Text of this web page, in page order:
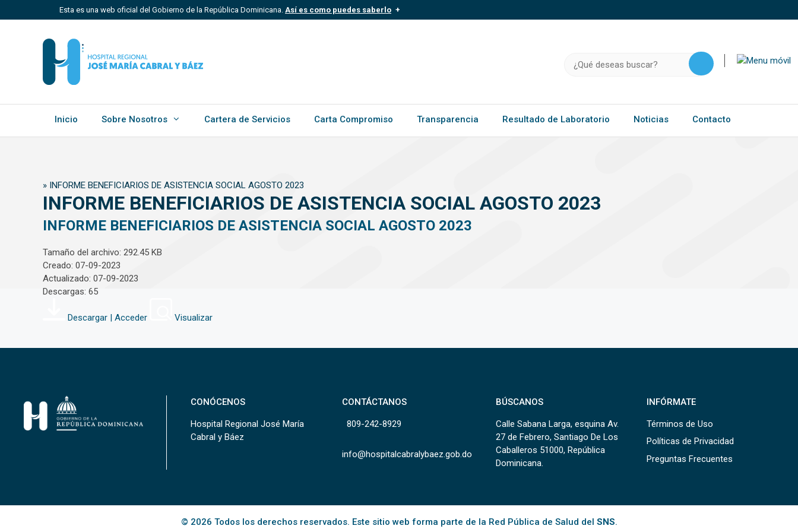
al
Esta es una web oficial del Gobierno de la República Dominicana. Así es como puedes saberlo
Un sitio .gob.do, .gov.do o .mil.do significa que pertenece a una organización oficial del
Estado dominicano.
Inicio Sobre Nosotros Cartera de Servicios Carta Compromiso Transparencia Resultado de Laboratorio Noticias Contacto
» INFORME BENEFICIARIOS DE ASISTENCIA SOCIAL AGOSTO 2023
INFORME BENEFICIARIOS DE ASISTENCIA SOCIAL AGOSTO 2023
INFORME BENEFICIARIOS DE ASISTENCIA SOCIAL AGOSTO 2023
Tamaño del archivo: 292.45 KB
Creado: 07-09-2023
Actualizado: 07-09-2023
Descargas: 65
Descargar | Acceder Visualizar
CONÓCENOS
Hospital Regional José María
Cabral y Báez
CONTÁCTANOS
809-242-8929
info@hospitalcabralybaez.gob.do
BÚSCANOS
Calle Sabana Larga, esquina Av.
27 de Febrero, Santiago De Los
Caballeros 51000, República
Dominicana.
INFÓRMATE
Términos de Uso
Políticas de Privacidad
Preguntas Frecuentes
© 2026 Todos los derechos reservados. Este sitio web forma parte de la Red Pública de Salud del SNS.